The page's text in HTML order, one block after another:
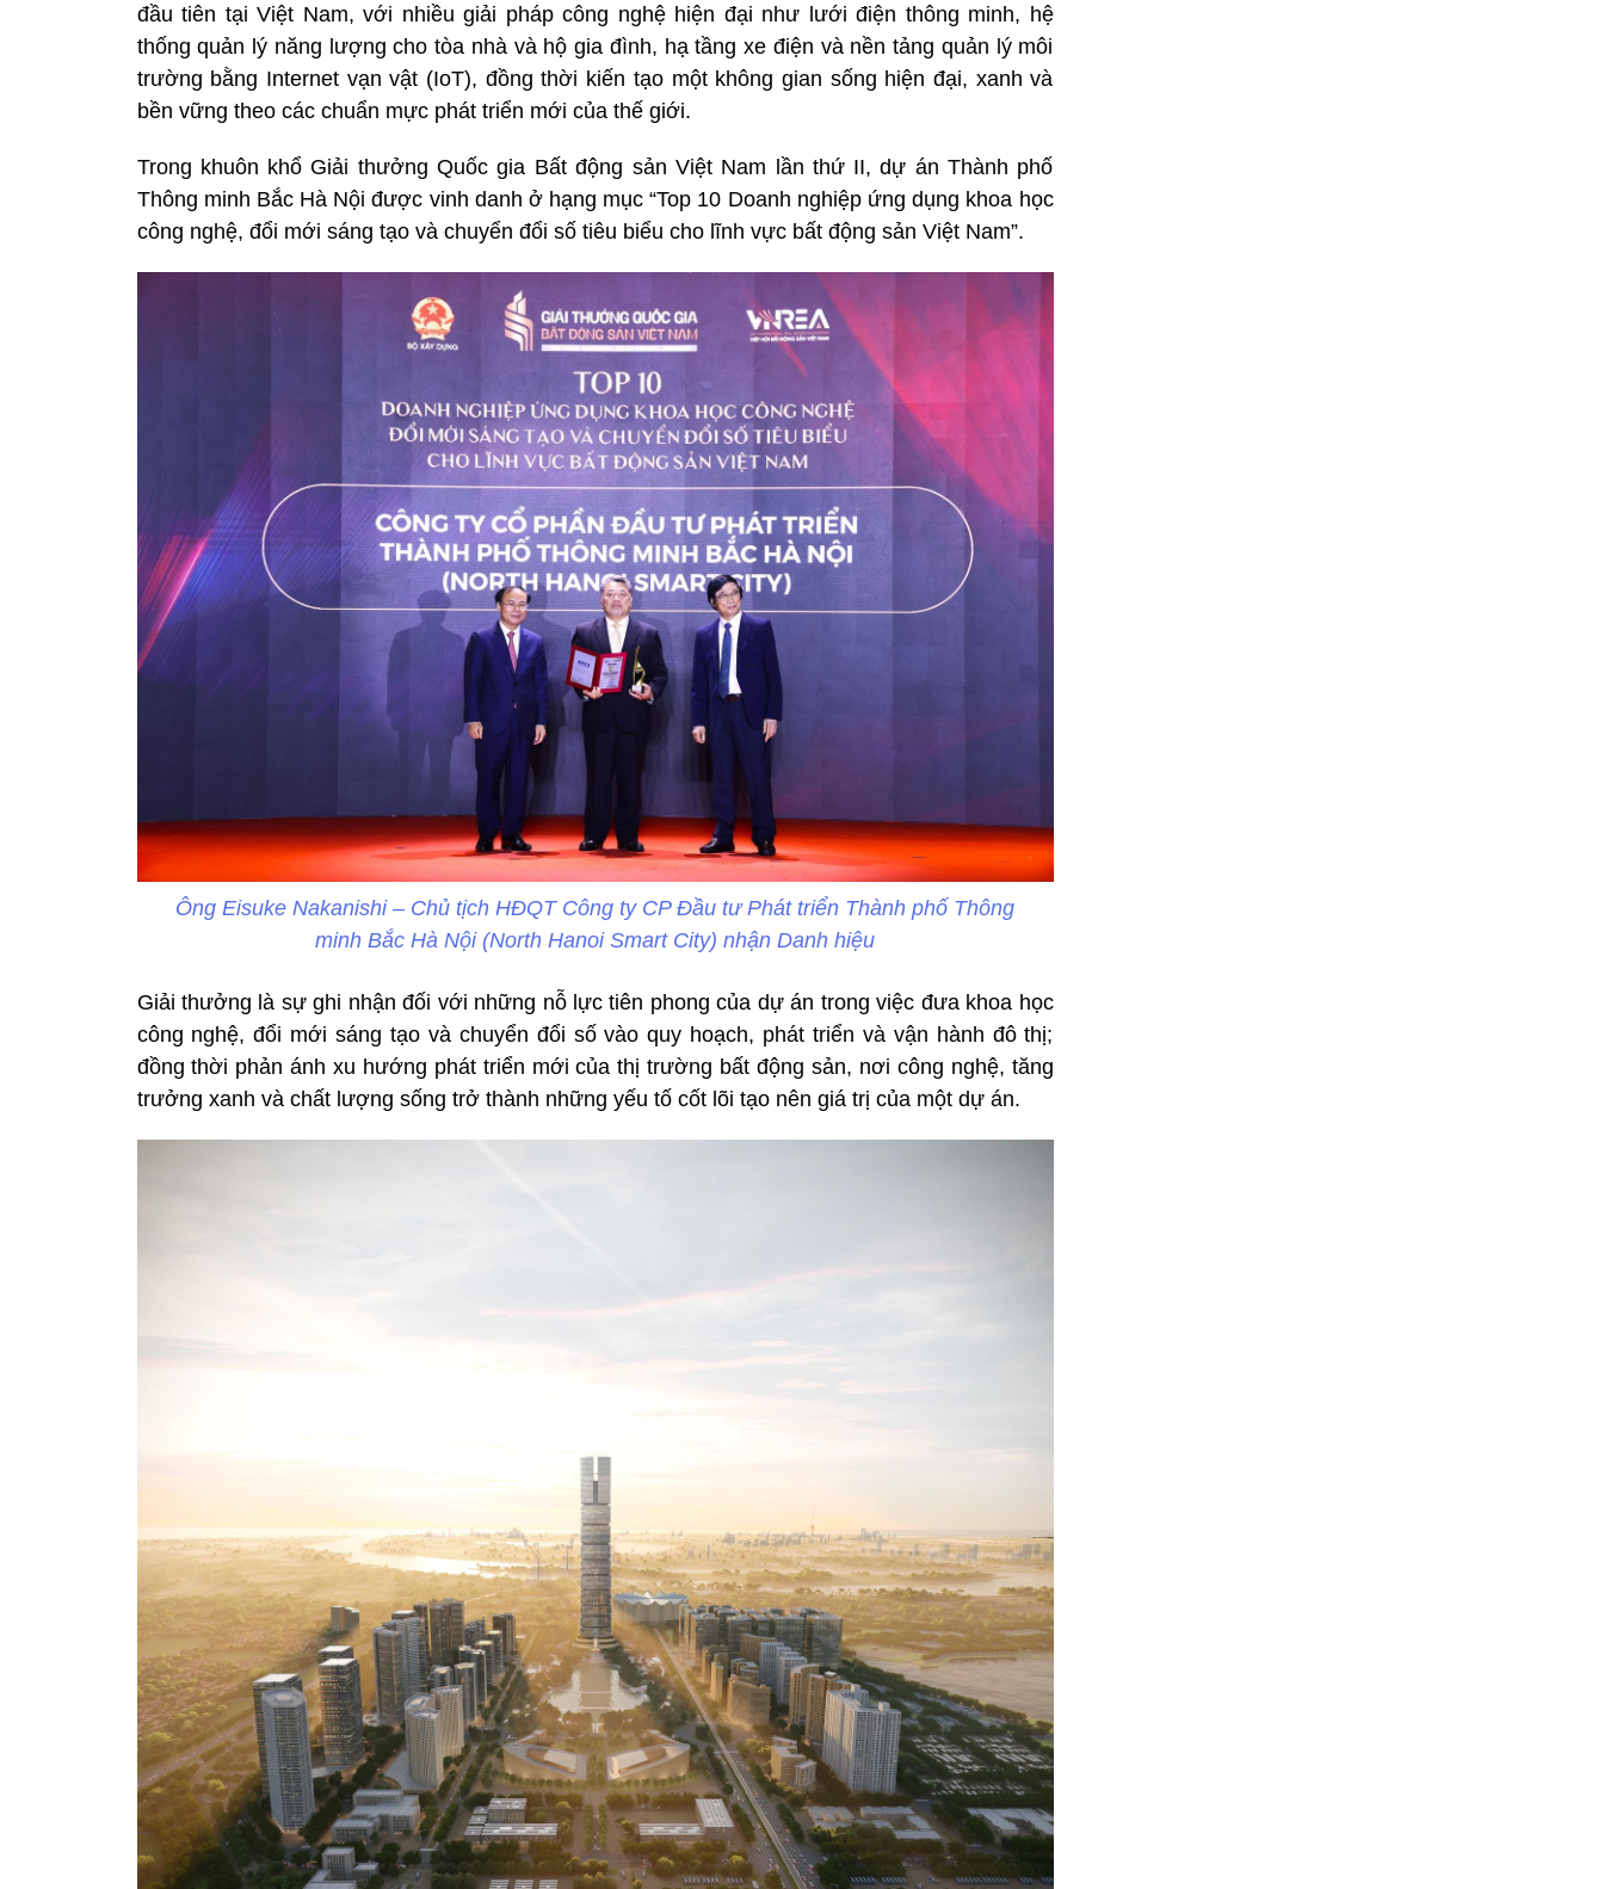
đầu tiên tại Việt Nam, với nhiều giải pháp công nghệ hiện đại như lưới điện thông minh, hệ
thống quản lý năng lượng cho tòa nhà và hộ gia đình, hạ tầng xe điện và nền tảng quản lý môi
trường bằng Internet vạn vật (IoT), đồng thời kiến tạo một không gian sống hiện đại, xanh và
bền vững theo các chuẩn mực phát triển mới của thế giới.
Trong khuôn khổ Giải thưởng Quốc gia Bất động sản Việt Nam lần thứ II, dự án Thành phố
Thông minh Bắc Hà Nội được vinh danh ở hạng mục “Top 10 Doanh nghiệp ứng dụng khoa học
công nghệ, đổi mới sáng tạo và chuyển đổi số tiêu biểu cho lĩnh vực bất động sản Việt Nam”.
Ông Eisuke Nakanishi – Chủ tịch HĐQT Công ty CP Đầu tư Phát triển Thành phố Thông
minh Bắc Hà Nội (North Hanoi Smart City) nhận Danh hiệu
Giải thưởng là sự ghi nhận đối với những nỗ lực tiên phong của dự án trong việc đưa khoa học
công nghệ, đổi mới sáng tạo và chuyển đổi số vào quy hoạch, phát triển và vận hành đô thị;
đồng thời phản ánh xu hướng phát triển mới của thị trường bất động sản, nơi công nghệ, tăng
trưởng xanh và chất lượng sống trở thành những yếu tố cốt lõi tạo nên giá trị của một dự án.